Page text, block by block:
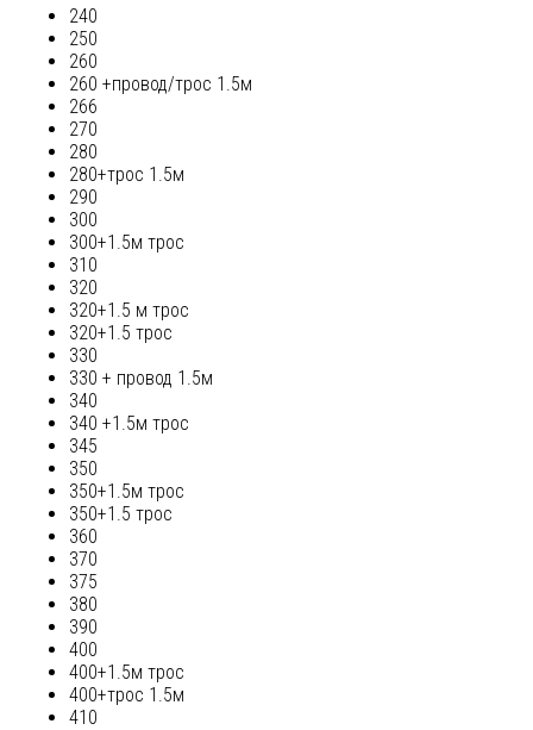
240
250
260
260 +провод/трос 1.5м
266
270
280
280+трос 1.5м
290
300
300+1.5м трос
310
320
320+1.5 м трос
320+1.5 трос
330
330 + провод 1.5м
340
340 +1.5м трос
345
350
350+1.5м трос
350+1.5 трос
360
370
375
380
390
400
400+1.5м трос
400+трос 1.5м
410